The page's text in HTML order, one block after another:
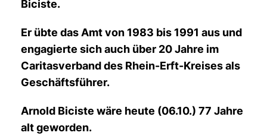
Biciste.
Er übte das Amt von 1983 bis 1991 aus und
engagierte sich auch über 20 Jahre im
Caritasverband des Rhein-Erft-Kreises als
Geschäftsführer.
Arnold Biciste wäre heute (06.10.) 77 Jahre
alt geworden.